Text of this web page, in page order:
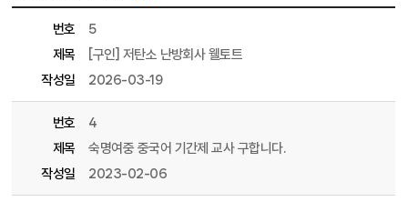
번호
5
제목
[구인] 저탄소 난방회사 웰토트
작성일
2026-03-19
번호
4
제목
숙명여중 중국어 기간제 교사 구합니다.
작성일
2023-02-06